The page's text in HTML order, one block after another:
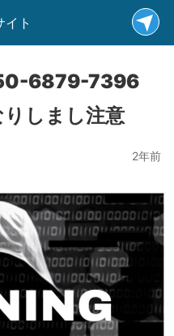
ト
6879-7396
りしまし注意
2年前